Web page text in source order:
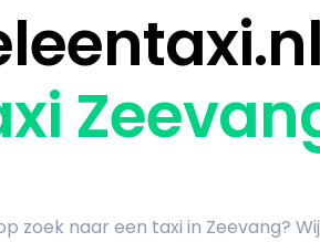
zoek naar een taxi in Zeevang?